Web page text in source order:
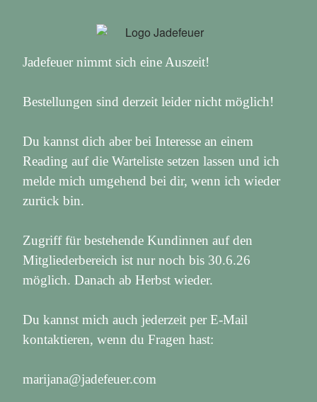
Jadefeuer nimmt sich eine Auszeit!
Bestellungen sind derzeit leider nicht möglich!
Du kannst dich aber bei Interesse an einem
Reading auf die Warteliste setzen lassen und ich
melde mich umgehend bei dir, wenn ich wieder
zurück bin.
Zugriff für bestehende Kundinnen auf den
Mitgliederbereich ist nur noch bis 30.6.26
möglich. Danach ab Herbst wieder.
Du kannst mich auch jederzeit per E-Mail
kontaktieren, wenn du Fragen hast:
marijana@jadefeuer.com